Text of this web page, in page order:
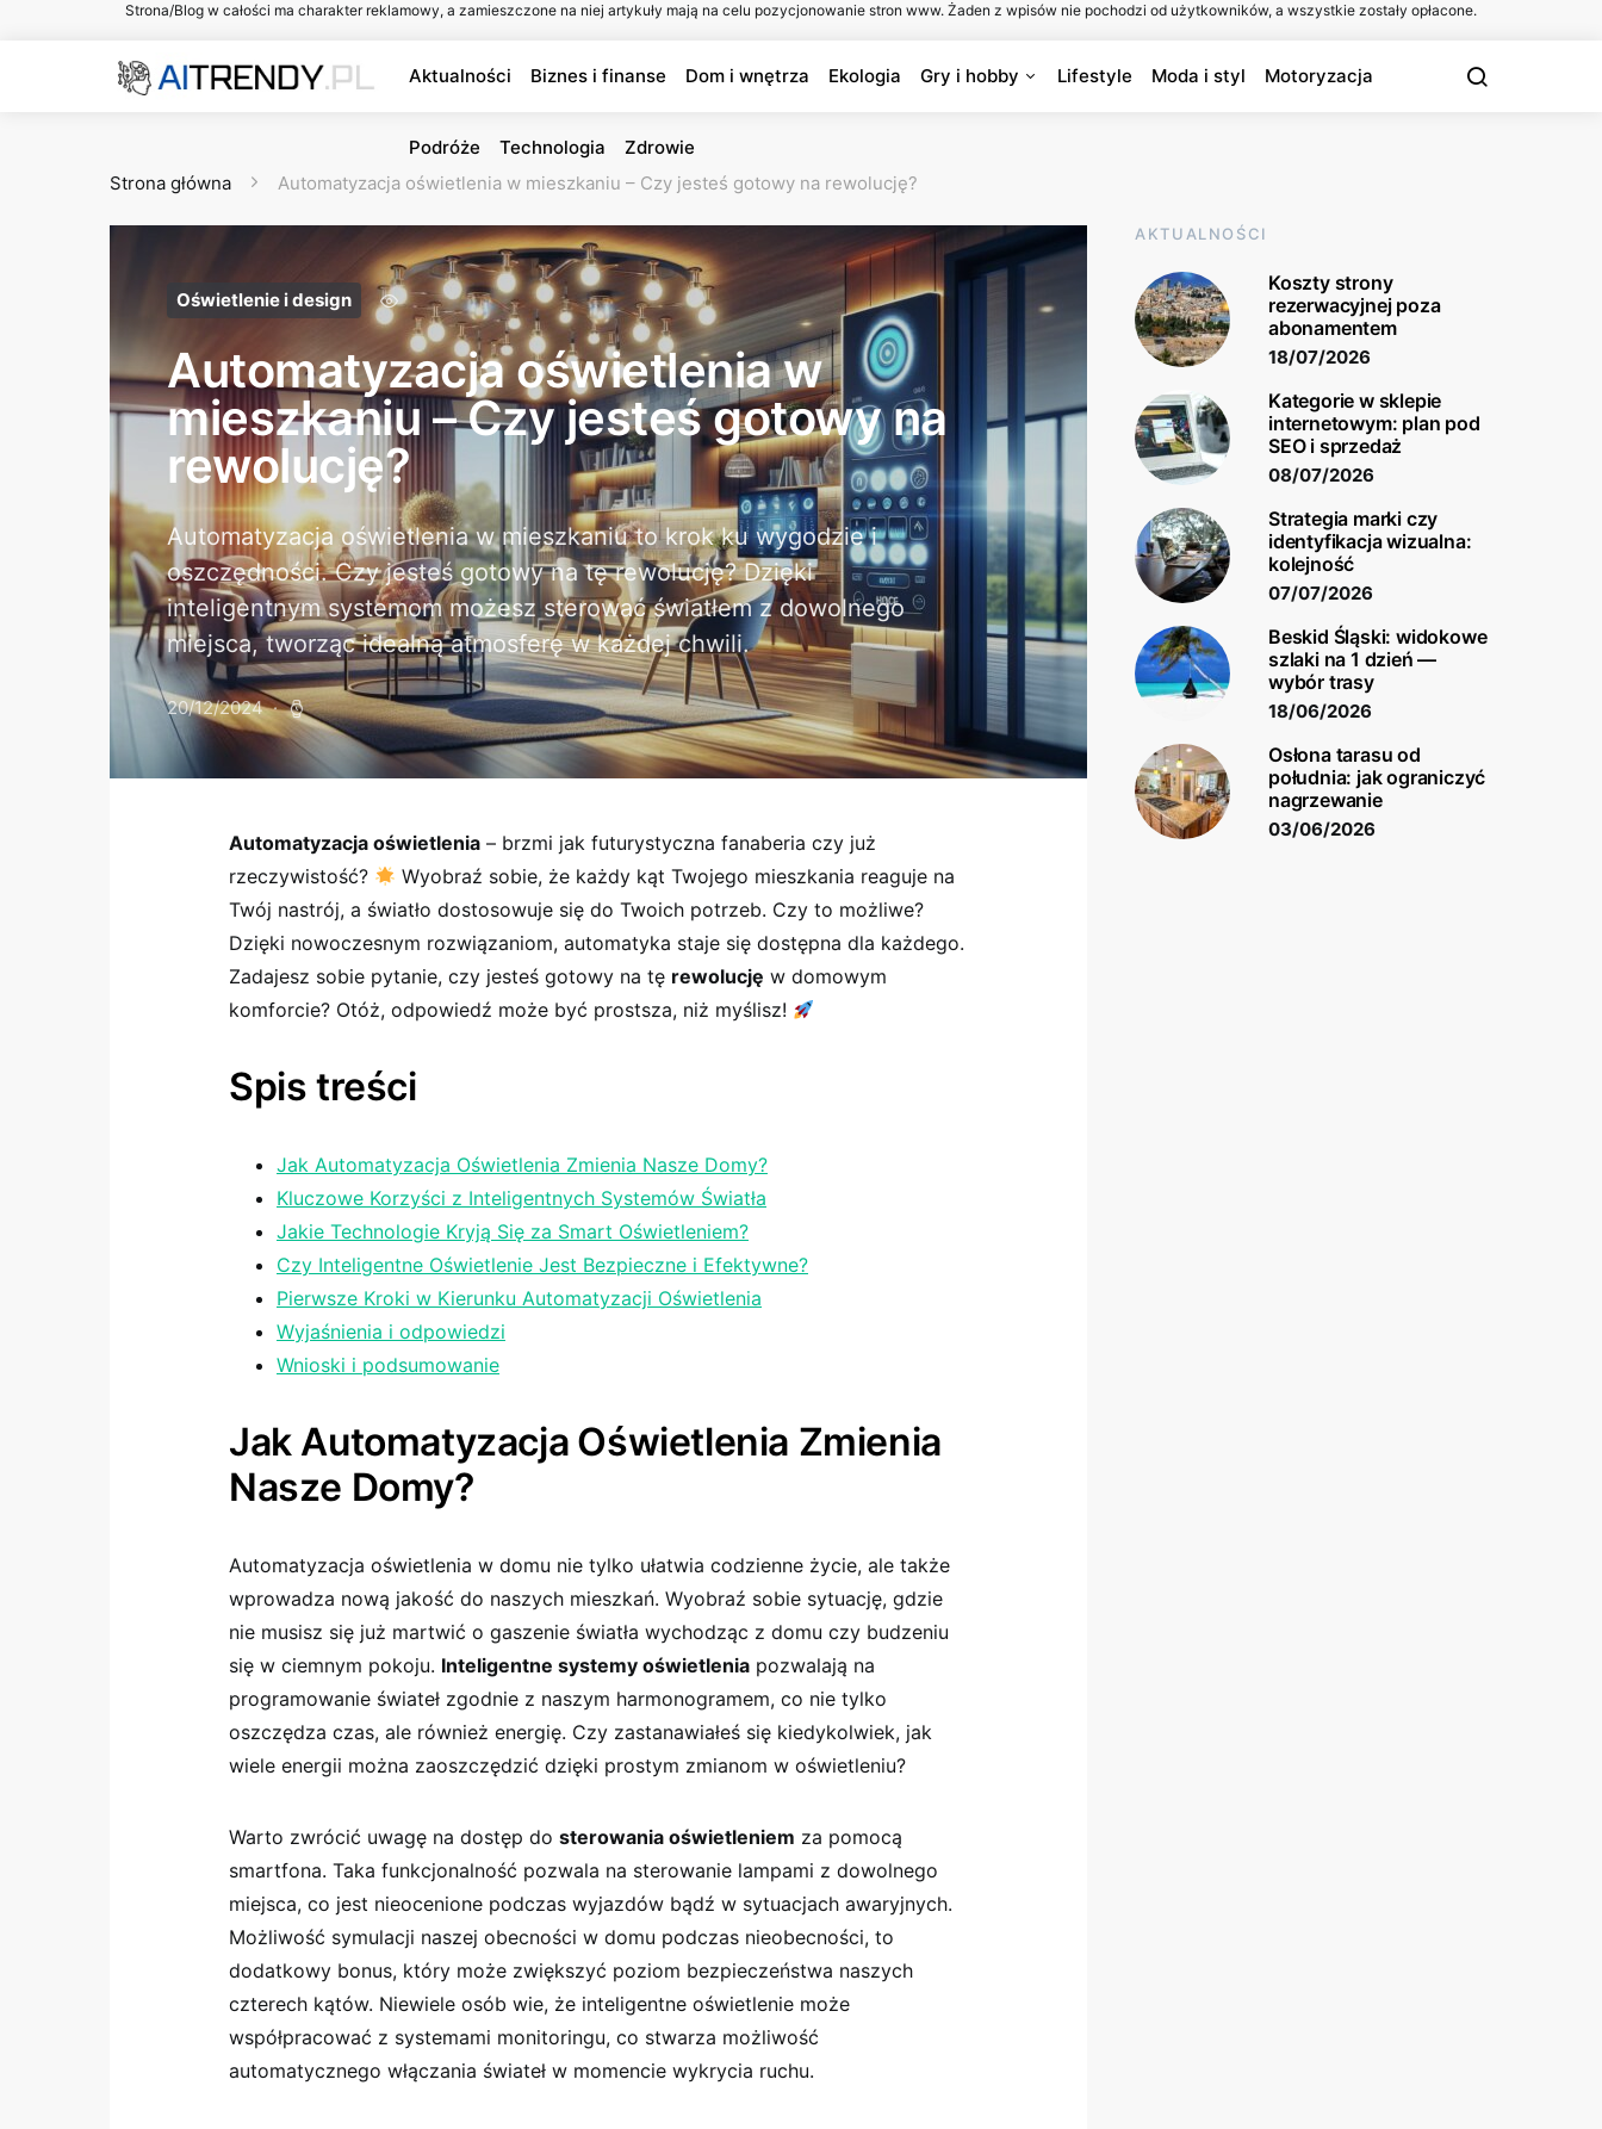
Strona/Blog w całości ma charakter reklamowy, a zamieszczone na niej artykuły mają na celu pozycjonowanie stron www. Żaden z wpisów nie pochodzi od użytkowników, a wszystkie zostały opłacone.
Aktualności Biznes i finanse Dom i wnętrza Ekologia Gry i hobby Lifestyle Moda i styl Motoryzacja
Podróże Technologia
Zdrowie
Strona główna
Automatyzacja oświetlenia w mieszkaniu – Czy jesteś gotowy na rewolucję?
Oświetlenie i design
Automatyzacja oświetlenia w
mieszkaniu – Czy jesteś gotowy na
rewolucję?
Automatyzacja oświetlenia w mieszkaniu to krok ku wygodzie i
oszczędności. Czy jesteś gotowy na tę rewolucję? Dzięki
inteligentnym systemom możesz sterować światłem z dowolnego
miejsca, tworząc idealną atmosferę w każdej chwili.
20/12/2024
Automatyzacja oświetlenia ⁤– brzmi jak futurystyczna fanaberia czy już
rzeczywistość?
Wyobraź sobie, że ⁢każdy kąt Twojego mieszkania reaguje na
Twój nastrój, a światło dostosowuje się do Twoich potrzeb. Czy ​to możliwe?
Dzięki nowoczesnym⁢ rozwiązaniom, automatyka staje⁢ się dostępna dla każdego.
Zadajesz sobie ​pytanie, czy⁢ jesteś gotowy na tę rewolucję w domowym
komforcie? Otóż, odpowiedź ​może być prostsza, niż​ myślisz!
Spis treści
Jak Automatyzacja‌ Oświetlenia Zmienia Nasze Domy?
Kluczowe Korzyści ⁤z Inteligentnych ⁣Systemów Światła
Jakie Technologie Kryją Się za Smart Oświetleniem?
Czy Inteligentne Oświetlenie‍ Jest Bezpieczne ⁣i Efektywne?
Pierwsze Kroki w Kierunku Automatyzacji Oświetlenia
Wyjaśnienia i odpowiedzi
Wnioski i podsumowanie
Jak Automatyzacja⁣ Oświetlenia Zmienia
Nasze ‍Domy?
Automatyzacja oświetlenia w domu nie tylko ⁣ułatwia codzienne życie, ale także
wprowadza nową jakość⁢ do‍ naszych mieszkań. Wyobraź sobie sytuację, gdzie
nie musisz się już martwić⁣ o gaszenie światła wychodząc z domu czy budzeniu
się w ciemnym pokoju. Inteligentne systemy oświetlenia pozwalają na
programowanie świateł⁢ zgodnie z naszym harmonogramem, co nie‍ tylko
oszczędza czas, ale również energię. Czy ‌zastanawiałeś się kiedykolwiek, jak
‍wiele energii można zaoszczędzić dzięki prostym zmianom w oświetleniu?
Warto zwrócić‍ uwagę na dostęp⁢ do sterowania oświetleniem za pomocą
smartfona. Taka funkcjonalność pozwala na‍ sterowanie lampami z dowolnego
miejsca,⁣ co jest nieocenione podczas wyjazdów ‍bądź w sytuacjach awaryjnych.
Możliwość symulacji naszej obecności w domu podczas nieobecności, to
dodatkowy bonus,​ który może ​zwiększyć poziom bezpieczeństwa naszych
⁣czterech kątów. Niewiele osób wie, że inteligentne oświetlenie może
współpracować z systemami monitoringu, co stwarza możliwość
automatycznego włączania świateł w momencie wykrycia ruchu.
AKTUALNOŚCI
Koszty strony
rezerwacyjnej poza
abonamentem
18/07/2026
Kategorie w sklepie
internetowym: plan pod
SEO i sprzedaż
08/07/2026
Strategia marki czy
identyfikacja wizualna:
kolejność
07/07/2026
Beskid Śląski: widokowe
szlaki na 1 dzień —
wybór trasy
18/06/2026
Osłona tarasu od
południa: jak ograniczyć
nagrzewanie
03/06/2026